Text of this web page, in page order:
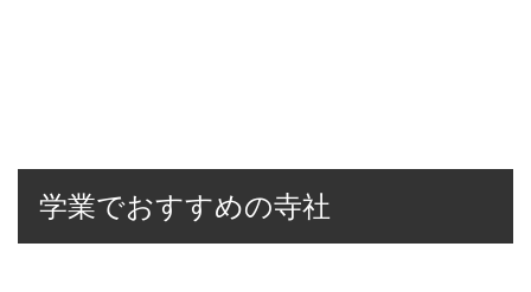
学業でおすすめの寺社